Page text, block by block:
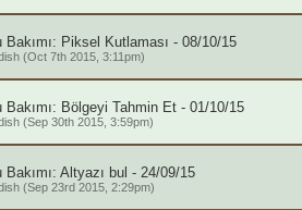
Bakımı: Piksel Kutlaması - 08/10/15
(Oct 7th 2015, 3:11pm)
Bakımı: Bölgeyi Tahmin Et - 01/10/15
(Sep 30th 2015, 3:59pm)
Bakımı: Altyazı bul - 24/09/15
(Sep 23rd 2015, 2:29pm)